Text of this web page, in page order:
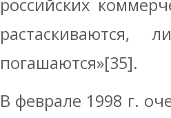
российских
растаскиваются,
погашаются»[35].
В феврале 1998 г.